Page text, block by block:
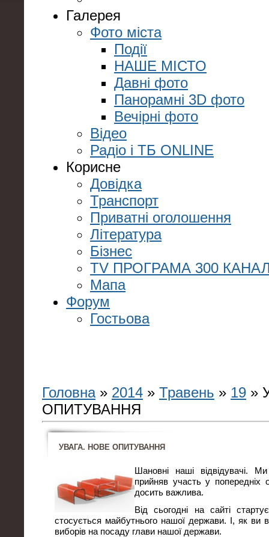
Галерея
Фото міста
Події
НАШЕ МІСТО
Давні фото
Панорамні 3D фото
Вечірні фото
Відео
Радіо і ТБ ONLINE
Корисне
Довідка
Транспорт
Приватні оголошення
Література
Бізнес
TV ПРОГРАМА 300
Мапа
Форум
Гостьова
Головна» 2014 » Травень » 19 »
ОПИТУВАННЯ
УВАГА. НОВЕ ОПИТУВАННЯ
Шановні наші відвідувачі.
прийняв участь у
досить важлива.
Від сьогодні на сайті
стосується майбутнього нашої держави. І, як ви
виборів на посаду глави нашої держави.